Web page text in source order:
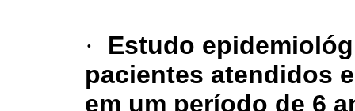
·
Estudo
pacientes atendidos
em um período de 6